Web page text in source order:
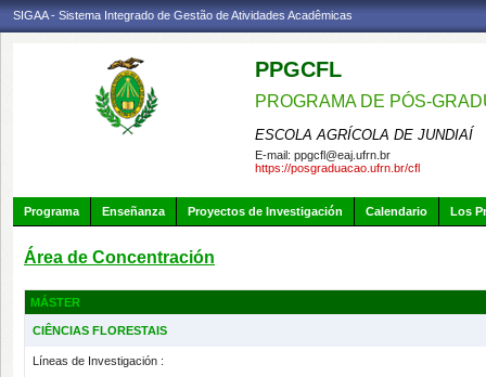
SIGAA - Sistema Integrado de Gestão de Atividades Acadêmicas
PPGCFL
PROGRAMA DE PÓS-
ESCOLA AGRÍCOLA DE JUNDIAÍ
E-mail: ppgcfl@eaj.ufrn.br
https://posgraduacao.ufrn.br/cfl
Programa Enseñanza Proyectos de Investigación Calendario Los
Área de Concentración
MÁSTER
CIÊNCIAS FLORESTAIS
Líneas de Investigación :